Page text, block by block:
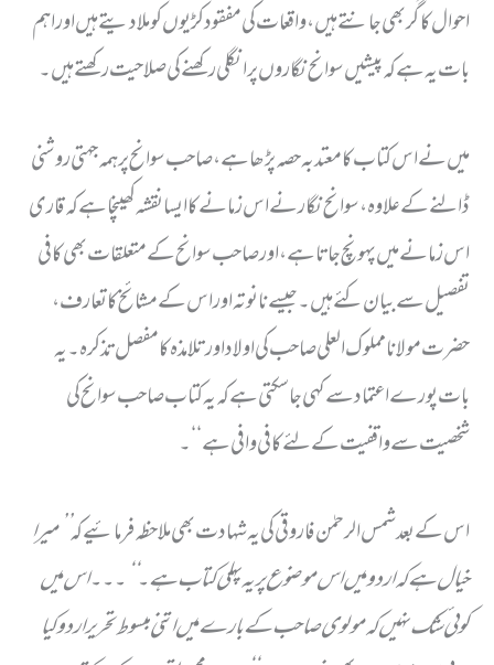
احوال کا گُر بھی جانتے ہیں، واقعات کی مفقود کڑیوں کو ملا دیتے ہیں اور اہم
بات یہ ہے کہ پیشیں سوانح نگاروں پر انگلی رکھنے کی صلاحیت رکھتے ہیں۔
میں نے اس کتاب کا معتد بہ حصہ پڑھا ہے، صاحب سوانح پر ہمہ جہتی روشنی
ڈالنے کےعلاوہ، سوانح نگار نے اس زمانے کا ایسا نقشہ کھینچا ہے کہ قاری
اس زمانے میں پہونچ جاتا ہے، اور صاحب سوانح کے متعلقات بھی کافی
تفصیل سے بیان کئے ہیں ۔ جیسے نانو تہ اور اس کے مشائخ کا تعارف ،
حضرت مولا نا مملوک العلی صاحب کی اولا د اور تلامذہ کا مفصل تذکرہ۔یہ
بات پورے اعتماد سے کہی جاسکتی ہے کہ یہ کتاب صاحب سوانح کی
شخصیت سے واقفیت کے لئے کافی وافی ہے‘‘۔
اس کے بعد شمس الرحمٰن فاروقی کی یہ شہادت بھی ملاحظہ فرمائیےکہ’’ میرا
خیال ہے کہ اردو میں اس موضوع پر یہ پہلی کتاب ہے ۔‘‘ ۔۔۔اس میں
کوئی شک نہیں کہ مولوی صاحب کے بارے میں اتنی مبسوط تحریر اردو کیا